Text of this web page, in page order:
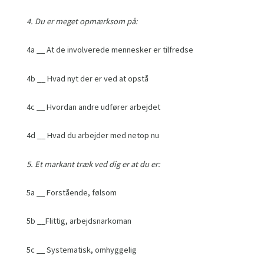
4. Du er meget opmærksom på:
4a __ At de involverede mennesker er tilfredse
4b __ Hvad nyt der er ved at opstå
4c __ Hvordan andre udfører arbejdet
4d __ Hvad du arbejder med netop nu
5. Et markant træk ved dig er at du er:
5a __ Forstående, følsom
5b __Flittig, arbejdsnarkoman
5c __ Systematisk, omhyggelig